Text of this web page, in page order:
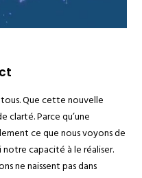
Que cette nouvelle
clarté. Parce qu’une
ce que nous voyons de
notre capacité à le réaliser.
ne naissent pas dans